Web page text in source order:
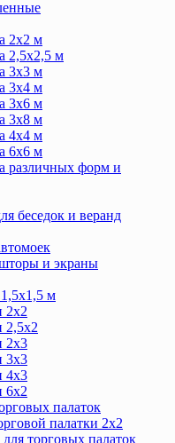
2х2 м
2,5х2,5 м
3х3 м
3х4 м
3х6 м
3х8 м
4х4 м
6х6 м
различных форм и
беседок и веранд
и экраны
1,5х1,5 м
2х2
2,5х2
2х3
3х3
4х3
6х2
палаток
палатки 2х2
торговых палаток